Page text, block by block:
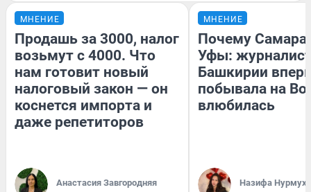
МНЕНИЕ
Продашь за 3000, налог
возьмут с 4000. Что
нам готовит новый
налоговый закон — он
коснется импорта и
даже репетиторов
Анастасия Завгородняя
МНЕНИЕ
Почему Самара
Уфы:
Башкирии
побывала на
влюбилась
Назифа